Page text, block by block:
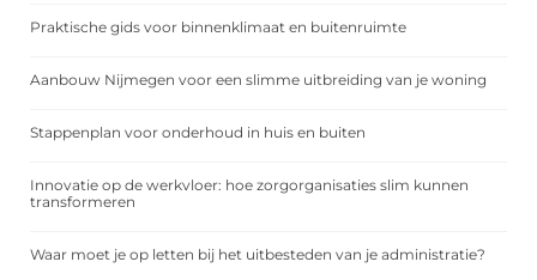
Praktische gids voor binnenklimaat en buitenruimte
Aanbouw Nijmegen voor een slimme uitbreiding van je woning
Stappenplan voor onderhoud in huis en buiten
Innovatie op de werkvloer: hoe zorgorganisaties slim kunnen
transformeren
Waar moet je op letten bij het uitbesteden van je administratie?